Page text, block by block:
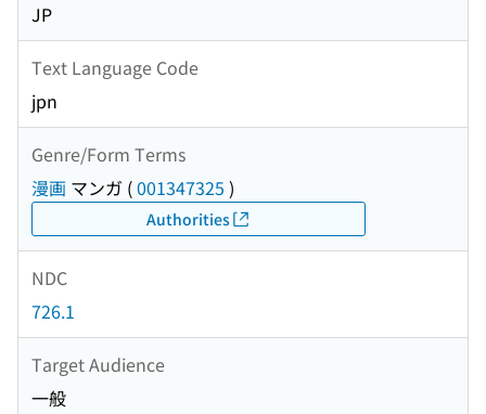
JP
Text Language Code
jpn
Genre/Form Terms
漫画 マンガ (001347325 )
Authorities
NDC
726.1
Target Audience
一般